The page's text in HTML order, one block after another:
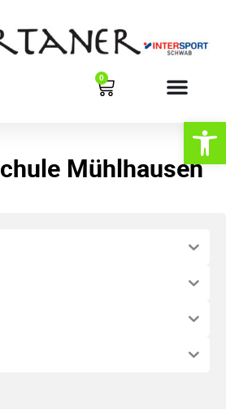
0
Mühlhausen